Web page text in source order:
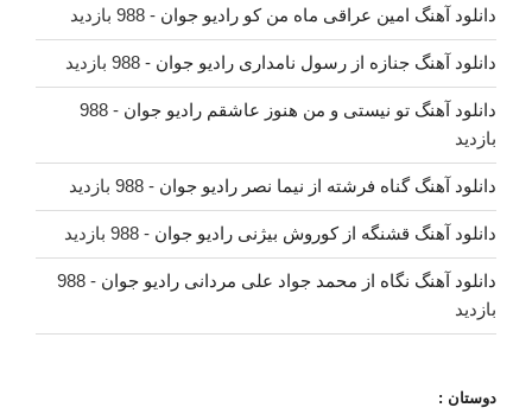
دانلود آهنگ امین عراقی ماه من کو رادیو جوان - 988 بازدید
دانلود آهنگ جنازه از رسول نامداری رادیو جوان - 988 بازدید
دانلود آهنگ تو نیستی و من هنوز عاشقم رادیو جوان
- 988
بازدید
دانلود آهنگ گناه فرشته از نیما نصر رادیو جوان - 988 بازدید
دانلود آهنگ قشنگه از کوروش بیژنی رادیو جوان - 988 بازدید
دانلود آهنگ نگاه از محمد جواد علی مردانی رادیو جوان
- 988
بازدید
دوستان :